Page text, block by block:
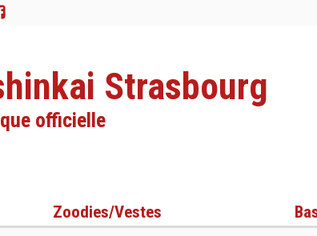
Strasbourg
officielle
Zoodies/Vestes